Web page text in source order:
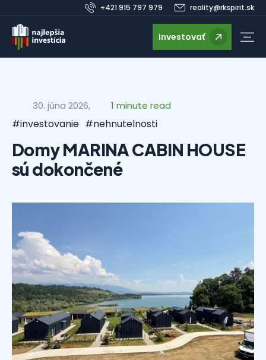
+421 915 797 979 reality@rkspirit.sk
Investovať
30. júna 2026, 1 minute read
#investovanie #nehnutelnosti
Domy MARINA CABIN HOUSE
sú dokončené